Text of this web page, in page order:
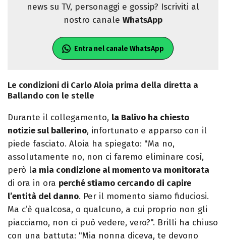
news su TV, personaggi e gossip? Iscriviti al
nostro canale WhatsApp
Entra nel canale WhatsApp
Le condizioni di Carlo Aloia prima della diretta a
Ballando con le stelle
Durante il collegamento, la Balivo ha chiesto
notizie sul ballerino, infortunato e apparso con il
piede fasciato. Aloia ha spiegato: "Ma no,
assolutamente no, non ci faremo eliminare così,
però la mia condizione al momento va monitorata
di ora in ora perché stiamo cercando di capire
l’entità del danno. Per il momento siamo fiduciosi.
Ma c’è qualcosa, o qualcuno, a cui proprio non gli
piacciamo, non ci può vedere, vero?". Brilli ha chiuso
con una battuta: "Mia nonna diceva, te devono